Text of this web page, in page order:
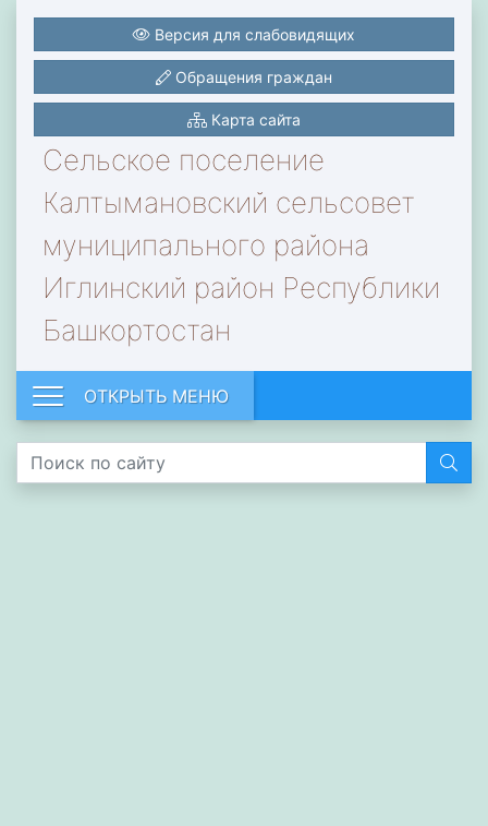
Сельское поселение
Калтымановский сельсовет
муниципального района
Иглинский район Республики
Башкортостан
Версия для слабовидящих
Обращения граждан
Карта сайта
ОТКРЫТЬ МЕНЮ